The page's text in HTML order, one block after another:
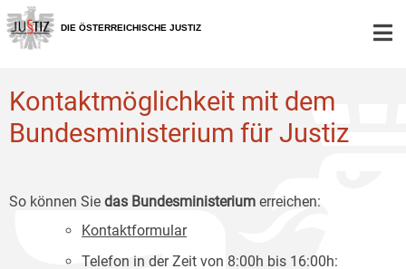
Zur
Hauptnavigation
[1]
Zum
Inhalt
[2]
Zum
Untermenü
[3]
DIE ÖSTERREICHISCHE JUSTIZ
Kontaktmöglichkeit mit dem
Bundesministerium für Justiz
So können Sie das Bundesministerium erreichen:
Kontaktformular
Telefon in der Zeit von 8:00h bis 16:00h: